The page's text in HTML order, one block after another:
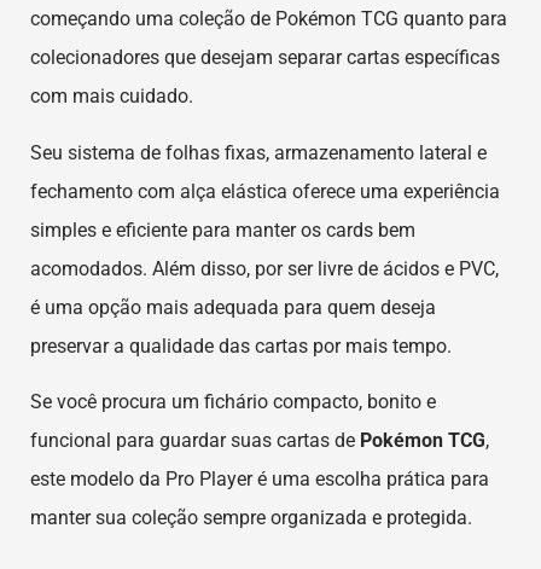
começando uma coleção de Pokémon TCG quanto para
colecionadores que desejam separar cartas específicas
com mais cuidado.
Seu sistema de folhas fixas, armazenamento lateral e
fechamento com alça elástica oferece uma experiência
simples e eficiente para manter os cards bem
acomodados. Além disso, por ser livre de ácidos e PVC,
é uma opção mais adequada para quem deseja
preservar a qualidade das cartas por mais tempo.
Se você procura um fichário compacto, bonito e
funcional para guardar suas cartas de Pokémon TCG,
este modelo da Pro Player é uma escolha prática para
manter sua coleção sempre organizada e protegida.